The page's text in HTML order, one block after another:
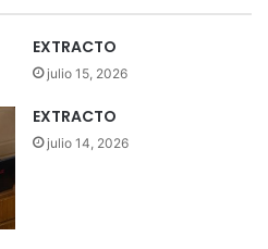
EXTRACTO
julio 15, 2026
EXTRACTO
julio 14, 2026